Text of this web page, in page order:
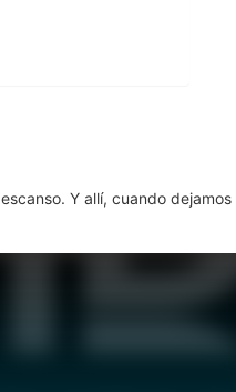
Y allí, cuando